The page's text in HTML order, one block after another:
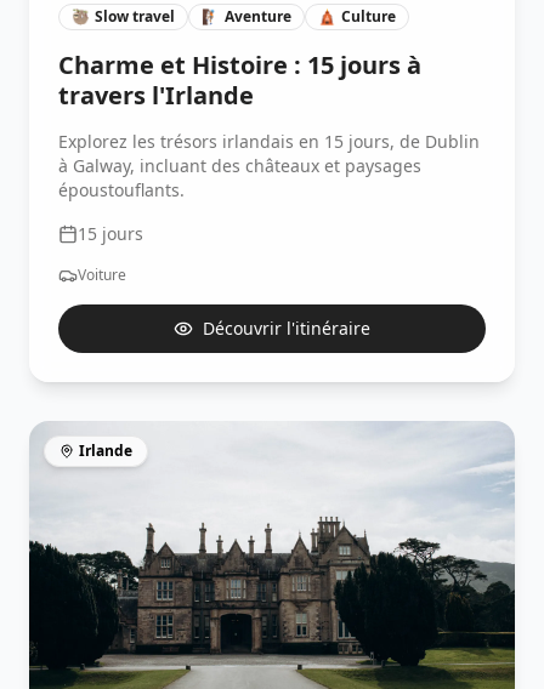
🦥 Slow travel 🧗🏽 Aventure 🛕 Culture
Charme et Histoire : 15 jours à
travers l'Irlande
Explorez les trésors irlandais en 15 jours, de Dublin
à Galway, incluant des châteaux et paysages
époustouflants.
15 jours
Voiture
Découvrir l'itinéraire
Irlande